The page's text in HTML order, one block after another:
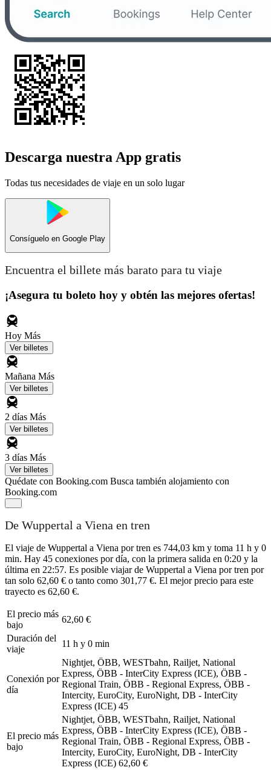
Descarga nuestra App gratis
Todas tus necesidades de viaje en un solo lugar
Consíguelo en Google Play
Encuentra el billete más barato para tu viaje
¡Asegura tu boleto hoy y obtén las mejores ofertas!
Hoy Más
Ver billetes
Mañana Más
Ver billetes
2 días Más
Ver billetes
3 días Más
Ver billetes
Quédate con Booking.com Busca también alojamiento con
Booking.com
De Wuppertal a Viena en tren
El viaje de Wuppertal a Viena por tren es 744,03 km y toma 11 h y 0
min. Hay 45 conexiones por día, con la primera salida en 0:20 y la
última en 22:57. Es posible viajar de Wuppertal a Viena por tren por
tan solo 62,60 € o tanto como 301,77 €. El mejor precio para este
trayecto es 62,60 €.
El precio más
bajo
62,60 €
Duración del
viaje
11 h y 0 min
Conexión por
día
Nightjet, ÖBB, WESTbahn, Railjet, National
Express, ÖBB - InterCity Express (ICE), ÖBB -
Regional Train, ÖBB - Regional Express, ÖBB -
Intercity, EuroCity, EuroNight, DB - InterCity
Express (ICE) 45
El precio más
bajo
Nightjet, ÖBB, WESTbahn, Railjet, National
Express, ÖBB - InterCity Express (ICE), ÖBB -
Regional Train, ÖBB - Regional Express, ÖBB -
Intercity, EuroCity, EuroNight, DB - InterCity
Express (ICE) 62,60 €